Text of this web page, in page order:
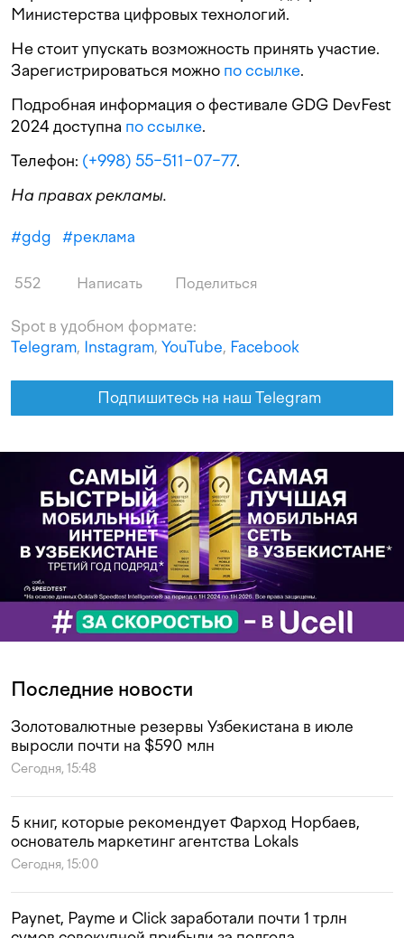
Министерства цифровых технологий.
Не стоит упускать возможность принять участие.
Зарегистрироваться можно по ссылке.
Подробная информация о фестивале GDG DevFest
2024 доступна по ссылке.
Телефон: (+998) 55−511−07−77.
На правах рекламы.
#gdg #реклама
552 Написать Поделиться
Spot в удобном формате:
Telegram, Instagram, YouTube, Facebook
Подпишитесь на наш Telegram
Последние новости
Золотовалютные резервы Узбекистана в июле
выросли почти на $590 млн
Сегодня, 15:48
5 книг, которые рекомендует Фарход Норбаев,
основатель маркетинг агентства Lokals
Сегодня, 15:00
Paynet, Payme и Click заработали почти 1 трлн